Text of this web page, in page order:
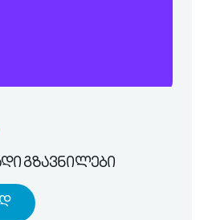
გზავნილები